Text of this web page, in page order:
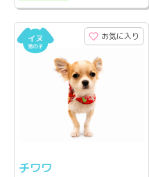
お気に入り
チワワ